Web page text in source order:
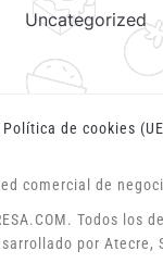
Uncategorized
Política de cookies
comercial de
Todos los
por Atecre,